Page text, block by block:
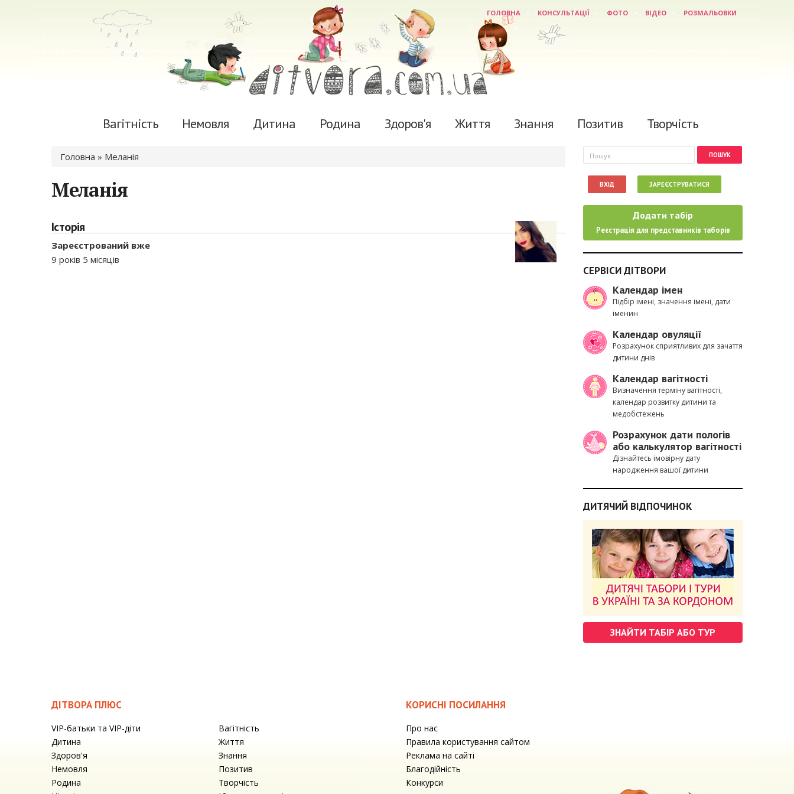
ГОЛОВНА КОНСУЛЬТАЦІЇ ФОТО ВІДЕО РОЗМАЛЬОВКИ
Вагітність Немовля Дитина Родина Здоров'я Життя Знання Позитив Творчість
Ви є тут
Головна » Меланія
Меланія
Історія
Зареєстрований вже
9 років 5 місяців
Пошукова форма
Пошук
ВХІД ЗАРЕЄСТРУВАТИСЯ
Додати табір
Реєстрація для представників таборів
СЕРВІСИ ДІТВОРИ
Календар імен
Підбір імені, значення імені, дати
іменин
Календар овуляції
Розрахунок сприятливих для зачаття
дитини днів
Календар вагітності
Визначення терміну вагітності,
календар розвитку дитини та
медобстежень
Розрахунок дати пологів
або калькулятор вагітності
Дізнайтесь імовірну дату
народження вашої дитини
ДИТЯЧИЙ ВІДПОЧИНОК
ЗНАЙТИ ТАБІР АБО ТУР
ДІТВОРА ПЛЮС
VIP-батьки та VIP-діти
Вагітність
Дитина
Життя
Здоров'я
Знання
Немовля
Позитив
Родина
Творчість
КОРИСНІ ПОСИЛАННЯ
Про нас
Правила користування сайтом
Реклама на сайті
Благодійність
Конкурси